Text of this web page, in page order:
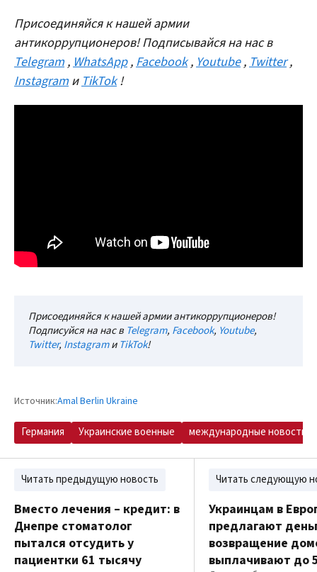
Присоединяйся к нашей армии
антикоррупционеров! Подписывайся на нас в
Telegram , WhatsApp , Facebook , Youtube , Twitter ,
Instagram и TikTok !
Присоединяйся к нашей армии антикоррупционеров!
Подписуйся на нас в Telegram, Facebook, Youtube,
Twitter, InstagramиTikTok!
Источник:Amal Berlin Ukraine
Германия Украинские военные международные новости
Читать предыдущую новость
Вместо лечения – кредит: в
Днепре стоматолог
пытался отсудить у
пациентки 61 тысячу
Читать следующую
Украинцам в
предлагают
возвращение
выплачивают до